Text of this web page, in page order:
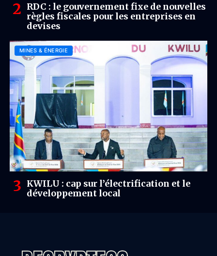
RDC : le gouvernement fixe de nouvelles
règles fiscales pour les entreprises en
devises
MINES & ÉNERGIE
KWILU : cap sur l’électrification et le
développement local